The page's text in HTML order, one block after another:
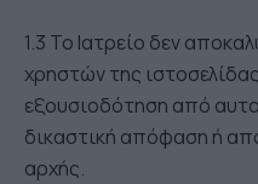
1.3 Το Ιατρείο δεν
χρηστών της
εξουσιοδότηση από
δικαστική απόφαση ή
αρχής.